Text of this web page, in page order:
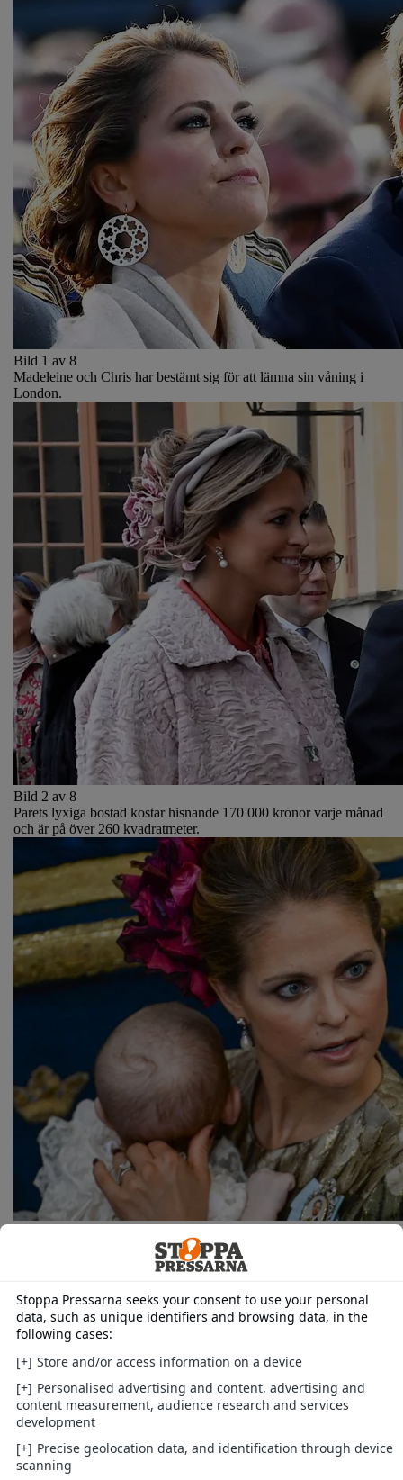
Bild 1 av 8
Madeleine och Chris har bestämt sig för att lämna sin våning i
London.
Bild 2 av 8
Parets lyxiga bostad kostar hisnande 170 000 kronor varje månad
och är på över 260 kvadratmeter.
Men Madeleines familj växer och nu anser paret att de behöver en